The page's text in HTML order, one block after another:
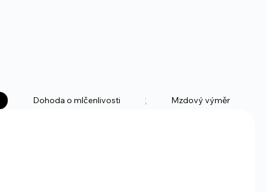
Dokumenty k podpisu
Dohoda o mlčenlivosti Mzdový výměr